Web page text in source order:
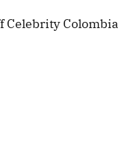
Celebrity Colombia